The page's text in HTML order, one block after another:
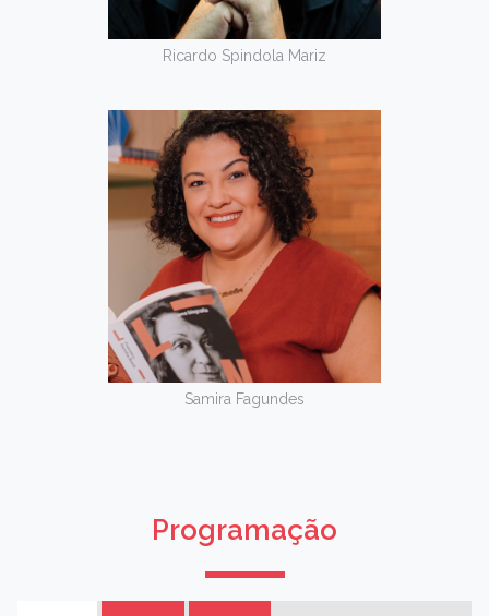
Ricardo Spindola Mariz
Samira Fagundes
Programação